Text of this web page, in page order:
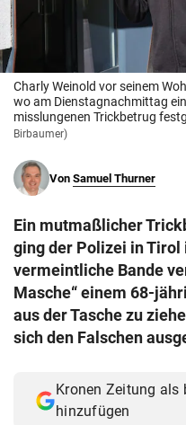
© Krone Multimedia GmbH
Muthgasse 2, 1190 Wien
Charly Weinold vor seinem
wo am Dienstagnachmittag
misslungenen Trickbetrug
Birbaumer)
Von Samuel Thurner
Ein mutmaßlicher
ging der Polizei in
vermeintliche Bande
Masche“ einem 68-
aus der Tasche zu
sich den Falschen
Kronen Zeitung als
hinzufügen